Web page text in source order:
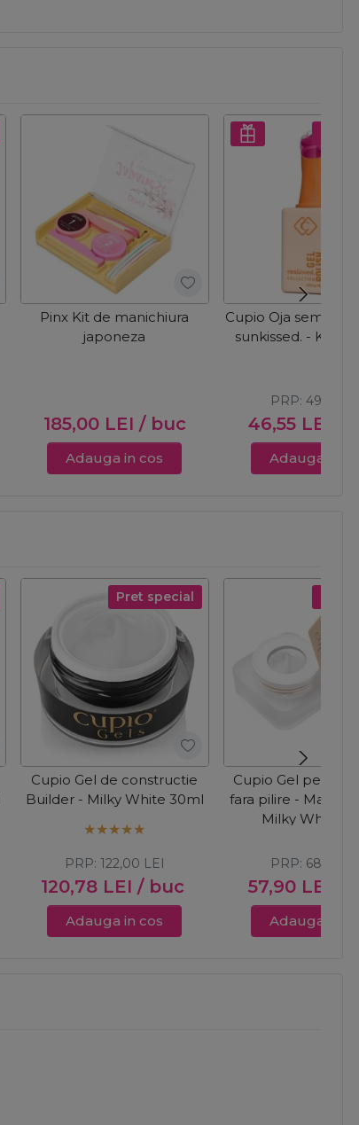
Pinx Kit de manichiura
japoneza
185,00 LEI / buc
Adauga in cos
Cupio Oja
sunkissed. -
46,55 LEI
PRP: 49,00
Adauga in
Pret special
Cupio Gel de constructie
Builder - Milky White 30ml
120,78 LEI / buc
PRP: 122,00 LEI
Adauga in cos
Cupio Gel pentru
fara pilire - Make-
Milky White
57,90 LEI
PRP: 68,00
Adauga in